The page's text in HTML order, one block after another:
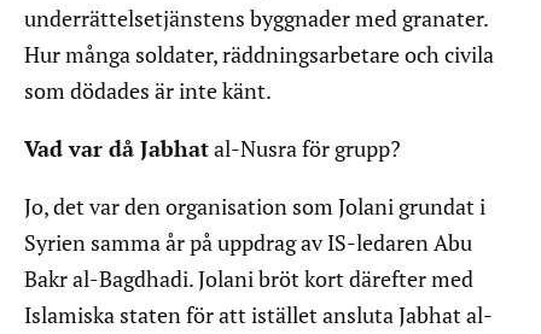
underrättelsetjänstens byggnader med granater.
Hur många soldater, räddningsarbetare och civila
som dödades är inte känt.
Vad var då Jabhatal-Nusra för grupp?
Jo, det var den organisation som Jolani grundat i
Syrien samma år på uppdrag av IS-ledaren Abu
Bakr al-Bagdhadi. Jolani bröt kort därefter med
Islamiska staten för att istället ansluta Jabhat al-